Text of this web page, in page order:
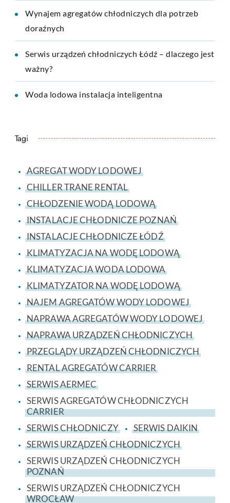
Wynajem agregatów chłodniczych dla potrzeb
doraźnych
Serwis urządzeń chłodniczych Łódź – dlaczego jest
ważny?
Woda lodowa instalacja inteligentna
Tagi
AGREGAT WODY LODOWEJ
CHILLER TRANE RENTAL
CHŁODZENIE WODĄ LODOWĄ
INSTALACJE CHŁODNICZE POZNAŃ
INSTALACJE CHŁODNICZE ŁÓDŹ
KLIMATYZACJA NA WODĘ LODOWĄ
KLIMATYZACJA WODA LODOWA
KLIMATYZATOR NA WODĘ LODOWĄ
NAJEM AGREGATÓW WODY LODOWEJ
NAPRAWA AGREGATÓW WODY LODOWEJ
NAPRAWA URZĄDZEŃ CHŁODNICZYCH
PRZEGLĄDY URZĄDZEŃ CHŁODNICZYCH
RENTAL AGREGATÓW CARRIER
SERWIS AERMEC
SERWIS AGREGATÓW CHŁODNICZYCH
CARRIER
SERWIS CHŁODNICZY
SERWIS DAIKIN
SERWIS URZĄDZEŃ CHŁODNICZYCH
SERWIS URZĄDZEŃ CHŁODNICZYCH
POZNAŃ
SERWIS URZĄDZEŃ CHŁODNICZYCH
WROCŁAW